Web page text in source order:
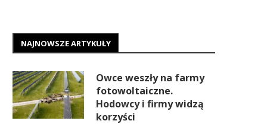
NAJNOWSZE ARTYKUŁY
Owce weszły na farmy
fotowoltaiczne.
Hodowcy i firmy widzą
korzyści